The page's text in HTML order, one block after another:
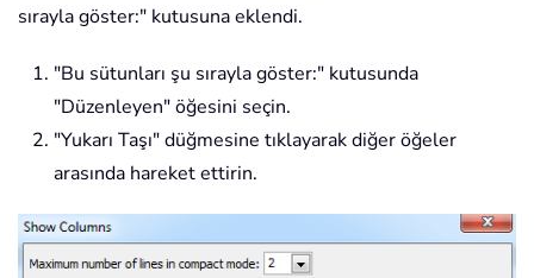
sırayla göster:" kutusuna eklendi.
"Bu sütunları şu sırayla göster:" kutusunda
"Düzenleyen" öğesini seçin.
"Yukarı Taşı" düğmesine tıklayarak diğer öğeler
arasında hareket ettirin.